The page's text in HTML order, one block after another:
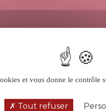
VOUS À LA
et vous donne le contrôle
Tout refuser